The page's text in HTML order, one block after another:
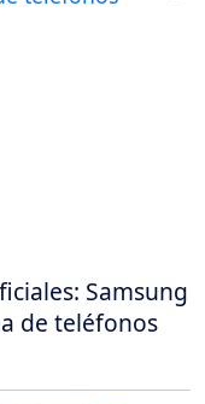
Samsung
de teléfonos